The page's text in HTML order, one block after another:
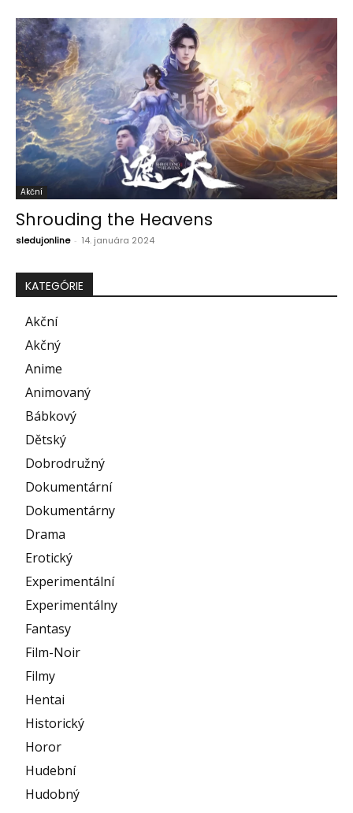
Akční
Shrouding the Heavens
sledujonline - 14. januára 2024
KATEGÓRIE
Akční
Akčný
Anime
Animovaný
Bábkový
Dětský
Dobrodružný
Dokumentární
Dokumentárny
Drama
Erotický
Experimentální
Experimentálny
Fantasy
Film-Noir
Filmy
Hentai
Historický
Horor
Hudební
Hudobný